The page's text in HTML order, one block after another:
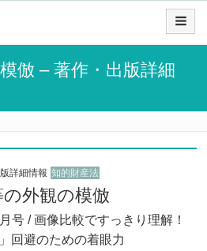
倣 – 著作・出版詳細
詳細情報 知的財産法
の外観の模倣
号 / 画像比較ですっきり理解！
回避のための着眼力